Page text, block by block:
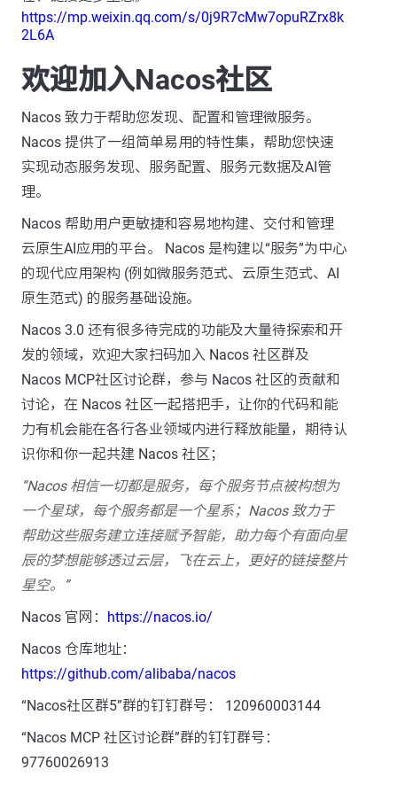
https://mp.weixin.qq.com/s/0j9R7cMw7opuRZrx8k
2L6A
欢迎加入Nacos社区
Nacos 致力于帮助您发现、配置和管理微服务。
Nacos 提供了一组简单易用的特性集，帮助您快速
实现动态服务发现、服务配置、服务元数据及AI管
理。
Nacos 帮助用户更敏捷和容易地构建、交付和管理
云原生AI应用的平台。 Nacos 是构建以“服务”为中心
的现代应用架构 (例如微服务范式、云原生范式、AI
原生范式) 的服务基础设施。
Nacos 3.0 还有很多待完成的功能及大量待探索和开
发的领域，欢迎大家扫码加入 Nacos 社区群及
Nacos MCP社区讨论群，参与 Nacos 社区的贡献和
讨论，在 Nacos 社区一起搭把手，让你的代码和能
力有机会能在各行各业领域内进行释放能量，期待认
识你和你一起共建 Nacos 社区；
“Nacos 相信一切都是服务，每个服务节点被构想为
一个星球，每个服务都是一个星系；Nacos 致力于
帮助这些服务建立连接赋予智能，助力每个有面向星
辰的梦想能够透过云层，飞在云上，更好的链接整片
星空。”
Nacos 官网： https://nacos.io/
Nacos 仓库地址：
https://github.com/alibaba/nacos
“Nacos社区群5”群的钉钉群号： 120960003144
“Nacos MCP 社区讨论群”群的钉钉群号：
97760026913